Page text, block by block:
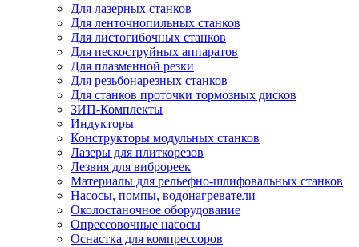
Для лазерных станков
Для ленточнопильных станков
Для листогибочных станков
Для пескоструйных аппаратов
Для плазменной резки
Для резьбонарезных станков
Для станков проточки тормозных дисков
ЗИП-Комплекты
Индукторы
Конструкторы модульных станков
Лазеры для плиткорезов
Лезвия для виброреек
Материалы для рельефно-шлифовальных станков
Насосы, помпы, водонагреватели
Околостаночное оборудование
Опрессовочные насосы
Оснастка для компрессоров